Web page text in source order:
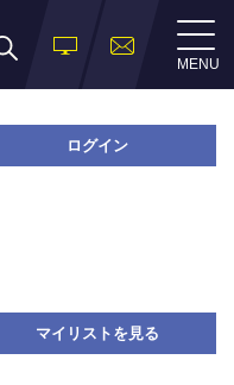
MENU
ログイン
マイリストを見る